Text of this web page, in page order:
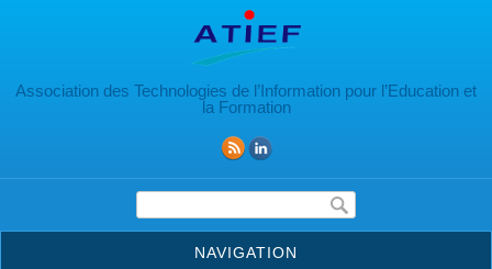
Association des Technologies de l’Information pour l’Education et
la Formation
Formulaire de recherche
NAVIGATION